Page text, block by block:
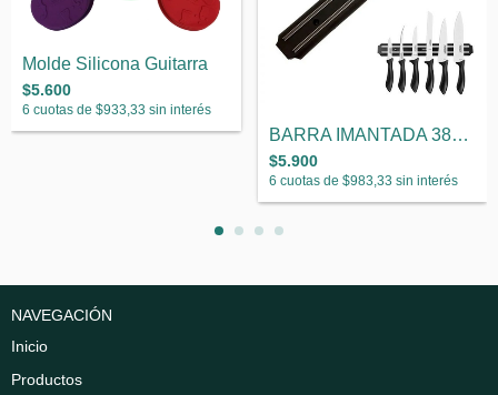
Molde Silicona Guitarra
$5.600
6 cuotas de $933,33 sin interés
BARRA IMANTADA 38CM
$5.900
6 cuotas de $983,33 sin interés
NAVEGACIÓN
Inicio
Productos